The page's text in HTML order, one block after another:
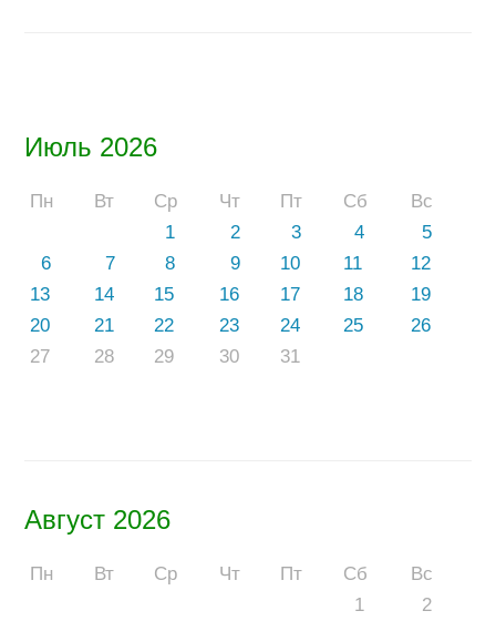
Июль 2026
Пн Вт Ср Чт Пт Сб
Вс
1
2 3 4
5
6
7 8 9 10 11
12
13
14 15 16 17 18
19
20
21 22 23 24 25
26
27
28 29 30 31
Август 2026
Пн Вт Ср Чт Пт Сб
Вс
1
2